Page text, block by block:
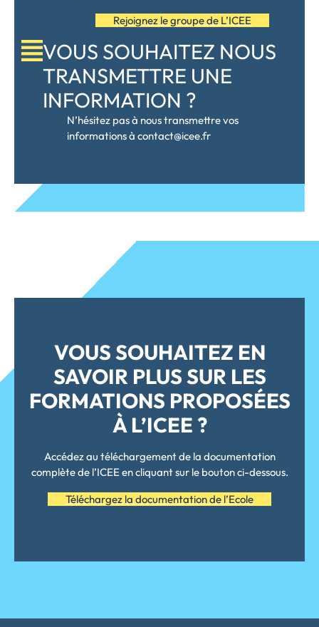
Rejoignez le groupe de L’ICEE
VOUS SOUHAITEZ NOUS
TRANSMETTRE UNE
INFORMATION ?
N’hésitez pas à nous transmettre vos
informations à contact@icee.fr
VOUS SOUHAITEZ EN
SAVOIR PLUS SUR LES
FORMATIONS PROPOSÉES
À L’ICEE ?
Accédez au téléchargement de la documentation
complète de l’ICEE en cliquant sur le bouton ci-dessous.
Téléchargez la documentation de l’Ecole